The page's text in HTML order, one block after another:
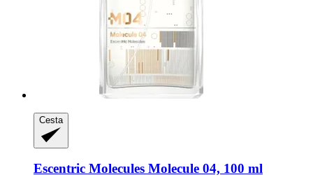
Cesta
Escentric Molecules Molecule 04, 100 ml